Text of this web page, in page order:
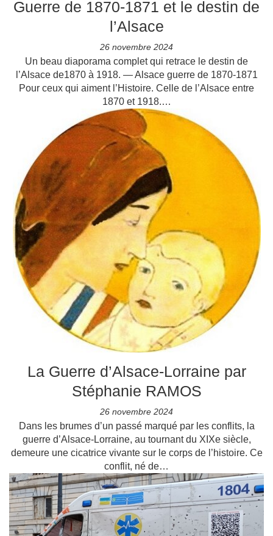
Guerre de 1870-1871 et le destin de
l’Alsace
26 novembre 2024
Un beau diaporama complet qui retrace le destin de
l’Alsace de1870 à 1918. — Alsace guerre de 1870-1871
Pour ceux qui aiment l’Histoire. Celle de l’Alsace entre
1870 et 1918.…
La Guerre d’Alsace-Lorraine par
Stéphanie RAMOS
26 novembre 2024
Dans les brumes d’un passé marqué par les conflits, la
guerre d’Alsace-Lorraine, au tournant du XIXe siècle,
demeure une cicatrice vivante sur le corps de l’histoire. Ce
conflit, né de…